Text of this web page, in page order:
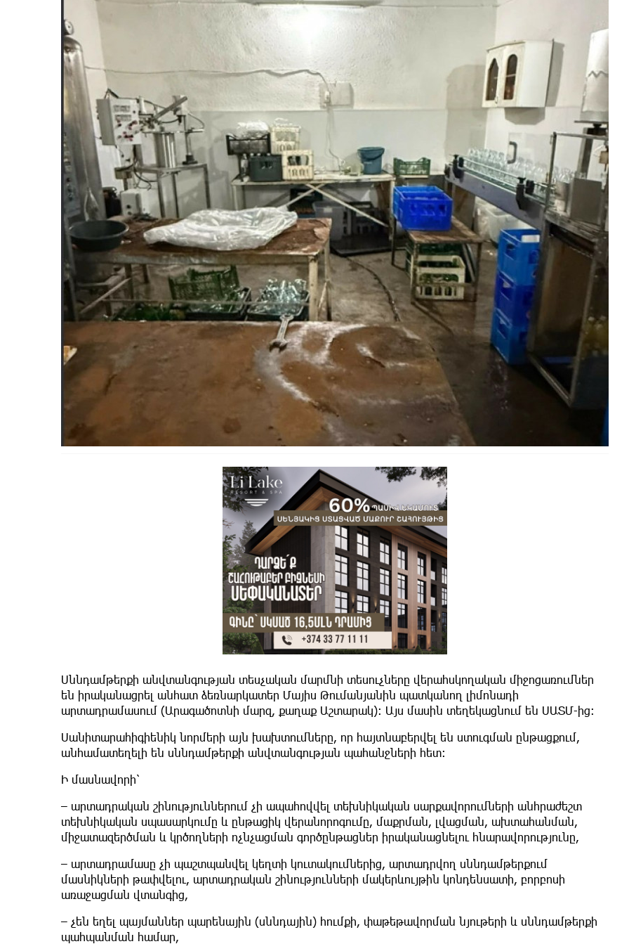
Սննդամթերքի անվտանգության տեսչական մարմնի տեսուչները վերահսկողական միջոցառումներ
են իրականացրել անհատ ձեռնարկատեր Մայիս Թումանյանին պատկանող լիմոնադի
արտադրամասում (Արագածոտնի մարզ, քաղաք Աշտարակ): Այս մասին տեղեկացնում են ՍԱՏՄ-ից:
Սանիտարահիգիենիկ նորմերի այն խախտումները, որ հայտնաբերվել են ստուգման ընթացքում,
անհամատեղելի են սննդամթերքի անվտանգության պահանջների հետ:
Ի մասնավորի՝
– արտադրական շինություններում չի ապահովվել տեխնիկական սարքավորումների անհրաժեշտ
տեխնիկական սպասարկումը և ընթացիկ վերանորոգումը, մաքրման, լվացման, ախտահանման,
միջատազերծման և կրծողների ոչնչացման գործընթացներ իրականացնելու հնարավորությունը,
– արտադրամասը չի պաշտպանվել կեղտի կուտակումներից, արտադրվող սննդամթերքում
մասնիկների թափվելու, արտադրական շինությունների մակերևույթին կոնդենսատի, բորբոսի
առաջացման վտանգից,
– չեն եղել պայմաններ պարենային (սննդային) հումքի, փաթեթավորման նյութերի և սննդամթերքի
պահպանման համար,